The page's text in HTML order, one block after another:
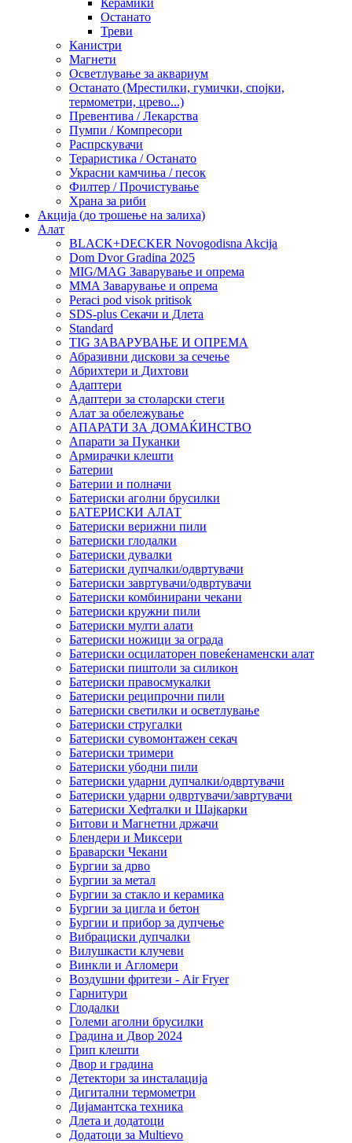
Останато
Треви
Канистри
Магнети
Осветлување за аквариум
Останато (Мрестилки, гумички, спојки,
термометри, црево...)
Превентива / Лекарства
Пумпи / Компресори
Распрскувачи
Тераристика / Останато
Украсни камчиња / песок
Филтер / Прочистување
Храна за риби
Акција (до трошење на залиха)
Алат
BLACK+DECKER Novogodisna Akcija
Dom Dvor Gradina 2025
MIG/MAG Заварување и опрема
MMA Заварување и опрема
Peraci pod visok pritisok
SDS-plus Секачи и Длета
Standard
TIG ЗАВАРУВАЊЕ И ОПРЕМА
Абразивни дискови за сечење
Абрихтери и Дихтови
Адаптери
Адаптери за столарски стеги
Алат за обележување
АПАРАТИ ЗА ДОМАЌИНСТВО
Апарати за Пуканки
Армирачки клешти
Батерии
Батерии и полначи
Батериски аголни брусилки
БАТЕРИСКИ АЛАТ
Батериски верижни пили
Батериски глодалки
Батериски дувалки
Батериски дупчалки/одвртувачи
Батериски завртувачи/одвртувачи
Батериски комбинирани чекани
Батериски кружни пили
Батериски мулти алати
Батериски ножици за ограда
Батериски осцилаторен повеќенаменски алат
Батериски пиштоли за силикон
Батериски правосмукалки
Батериски реципрочни пили
Батериски светилки и осветлување
Батериски стругалки
Батериски сувомонтажен секач
Батериски тримери
Батериски убодни пили
Батериски ударни дупчалки/одвртувачи
Батериски ударни одвртувачи/завртувачи
Батериски Хефталки и Шајкарки
Битови и Магнетни држачи
Блендери и Миксери
Браварски Чекани
Бургии за дрво
Бургии за метал
Бургии за стакло и керамика
Бургии за цигла и бетон
Бургии и прибор за дупчење
Вибрациски дупчалки
Вилушкасти клучеви
Винкли и Агломери
Воздушни фритези - Air Fryer
Гарнитури
Глодалки
Големи аголни брусилки
Градина и Двор 2024
Грип клешти
Двор и градина
Детектори за инсталација
Дигитални термометри
Дијамантска техника
Длета и додатоци
Додатоци за Multievo